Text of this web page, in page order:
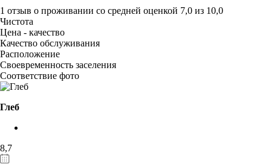
1 отзыв о проживании со средней оценкой 7,0 из 10,0
Чистота
Цена - качество
Качество обслуживания
Расположение
Своевременность заселения
Соответствие фото
Глеб
8,7